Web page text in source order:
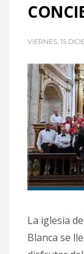
VIERNES, 15
La iglesia
Blanca se